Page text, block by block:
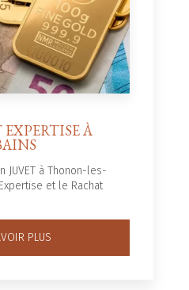
À
JUVET à Thonon-les-
et le Rachat
PLUS